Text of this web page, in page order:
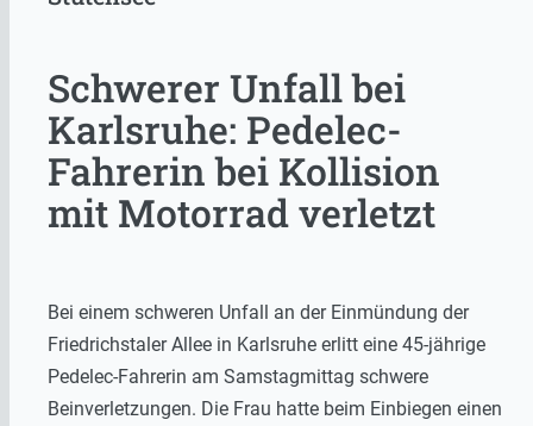
Schwerer Unfall bei
Karlsruhe: Pedelec-
Fahrerin bei Kollision
mit Motorrad verletzt
Bei einem schweren Unfall an der Einmündung der
Friedrichstaler Allee in Karlsruhe erlitt eine 45-jährige
Pedelec-Fahrerin am Samstagmittag schwere
Beinverletzungen. Die Frau hatte beim Einbiegen einen